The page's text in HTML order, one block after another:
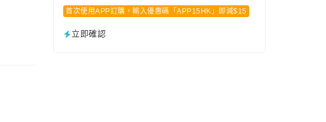
首次使用APP訂購，輸入優惠碼「APP15HK」即減$15
立即確認